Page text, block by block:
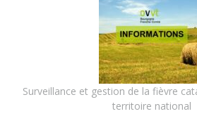
Surveillance et gestion de la fièvre
territoire national